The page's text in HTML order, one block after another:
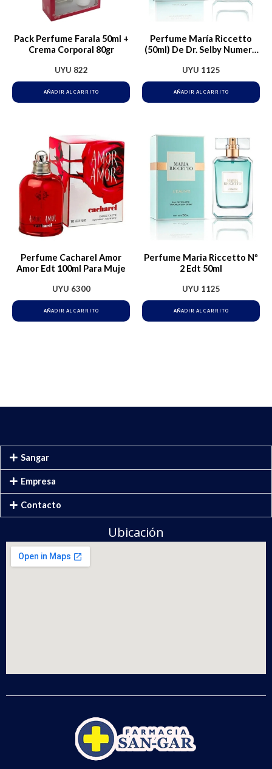
Pack Perfume Farala 50ml +
Crema Corporal 80gr
UYU 822
AÑADIR AL CARRITO
Perfume María Riccetto
(50ml) De Dr. Selby Numero
UYU 1125
AÑADIR AL CARRITO
Perfume Cacharel Amor
Amor Edt 100ml Para Muje
UYU 6300
AÑADIR AL CARRITO
Perfume Maria Riccetto Nº
2 Edt 50ml
UYU 1125
AÑADIR AL CARRITO
Sangar
Empresa
Contacto
Ubicación